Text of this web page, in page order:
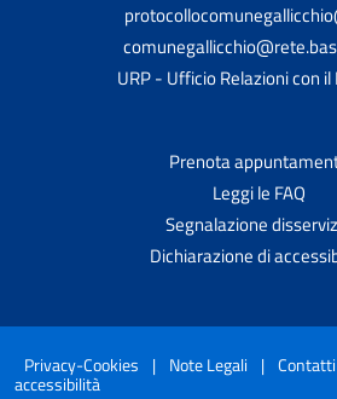
URP - Ufficio Relazioni con
Prenota
Leggi le FAQ
Segnalazione
Dichiarazione di
Privacy-Cookies | Note Legali | Contatti
accessibilità